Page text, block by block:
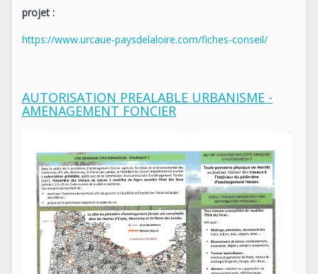
projet :
https://www.urcaue-paysdelaloire.com/fiches-conseil/
AUTORISATION PREALABLE URBANISME -
AMENAGEMENT FONCIER